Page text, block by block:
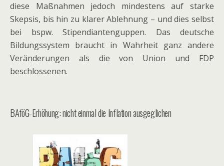
diese Maßnahmen jedoch mindestens auf starke
Skepsis, bis hin zu klarer Ablehnung – und dies selbst
bei bspw. Stipendiantenguppen. Das deutsche
Bildungssystem braucht in Wahrheit ganz andere
Veränderungen als die von Union und FDP
beschlossenen.
BAföG-Erhöhung: nicht einmal die Inflation ausgeglichen